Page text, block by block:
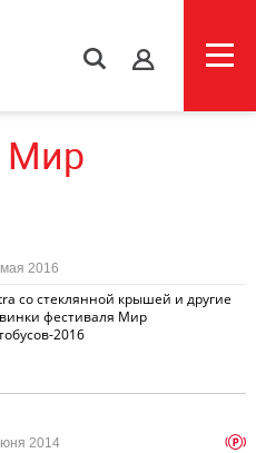
s
Мир
со стеклянной крышей и другие
фестиваля Мир
2016
2016
2014 p